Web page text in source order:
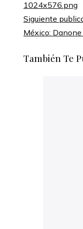
Siguiente
México:
También Te